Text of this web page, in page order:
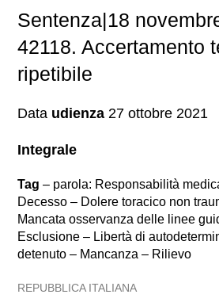
Sentenza|18
42118. Accertamento
ripetibile
Data udienza 27 ottobre 2021
Integrale
Tag – parola: Responsabilità
Decesso – Dolere toracico non
Mancata osservanza delle linee
Esclusione – Libertà di
detenuto – Mancanza – Rilievo
REPUBBLICA ITALIANA